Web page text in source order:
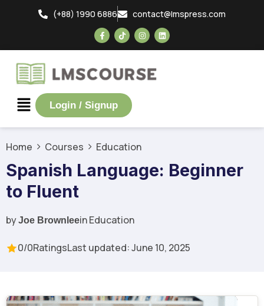
(+88) 1990 6886 contact@lmspress.com
Login / Signup
Home Courses Education
Spanish Language: Beginner
to Fluent
byJoe BrownleeinEducation
0/0RatingsLast updated: June 10, 2025